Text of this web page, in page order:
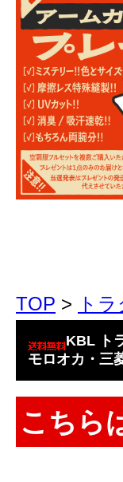
TOP > ト
KBL ト
モロオカ・三
こちら